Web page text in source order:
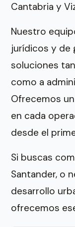
Cantabria y
Nuestro
jurídicos y de
soluciones
como a
Ofrecemos
en cada
desde el
Si buscas
Santander, o
desarrollo
ofrecemos